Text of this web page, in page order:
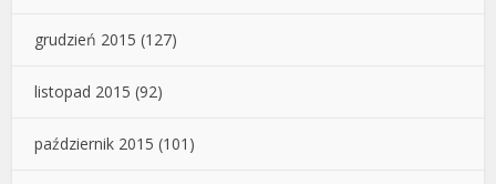
grudzień 2015 (127)
listopad 2015 (92)
październik 2015 (101)